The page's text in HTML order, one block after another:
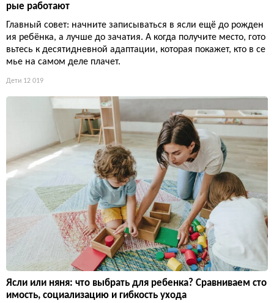
рые работают
Главный совет: начните записываться в ясли ещё до рожден
ия ребёнка, а лучше до зачатия. А когда получите место, гото
вьтесь к десятидневной адаптации, которая покажет, кто в се
мье на самом деле плачет.
Дети 12 019
Ясли или няня: что выбрать для ребенка? Сравниваем сто
имость, социализацию и гибкость ухода